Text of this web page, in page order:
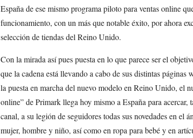
España de ese mismo programa piloto para ventas online
funcionamiento, con un más que notable éxito, por ahora
selección de tiendas del Reino Unido.
Con la mirada así pues puesta en lo que parece ser el
que la cadena está llevando a cabo de sus distintas páginas
la puesta en marcha del nuevo modelo en Reino Unido, el
online” de Primark llega hoy mismo a España para acercar,
canal, a su legión de seguidores todas sus novedades en el
mujer, hombre y niño, así como en ropa para bebé y en